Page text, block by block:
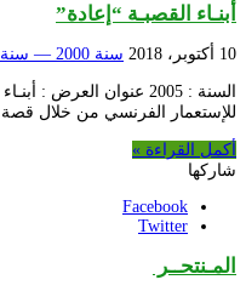
أبنـاء القصبـة “إعادة”
10 أكتوبر، 2018 سنة 2000 — سنة 2009
السنة : 2005 عنوان
للإستعمار الفرنسي من خلال
أكمل القراءة »
شاركها
Facebook
Twitter
المـنتحــر